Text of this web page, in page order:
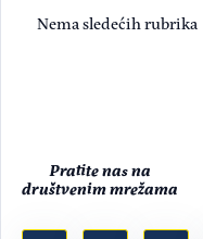
Nema sledećih rubrika
Pratite nas na
društvenim mrežama